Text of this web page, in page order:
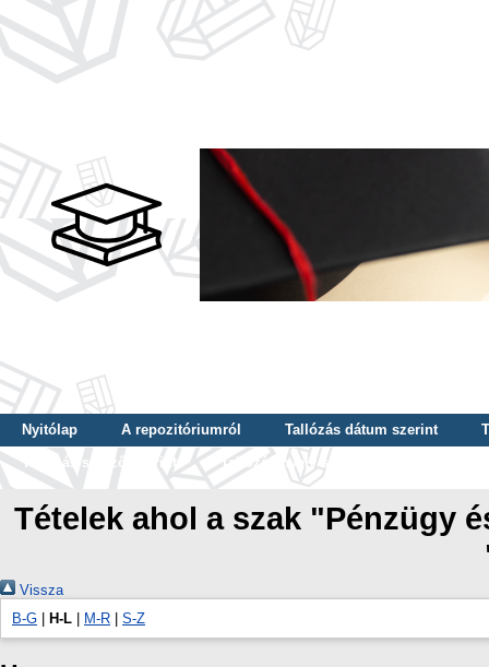
Nyitólap A repozitóriumról Tallózás dátum szerint
Tallózás szerző szerint
Tallózás nyelv szerint
Tételek ahol a szak "Pénzügy
Vissza
B-G
H-L M-R S-Z